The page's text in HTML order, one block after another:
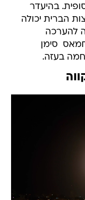
בהיעדר
הברית יכולה
להערכה
 סימן
בעזה.